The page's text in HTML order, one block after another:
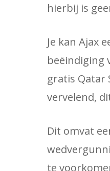
hierbij is
Je kan Ajax
beëindiging
gratis Qatar
vervelend,
Dit omvat
te